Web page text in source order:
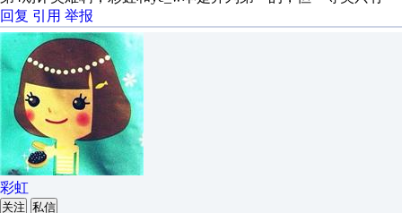
回复 引用 举报
彩虹
关注 私信